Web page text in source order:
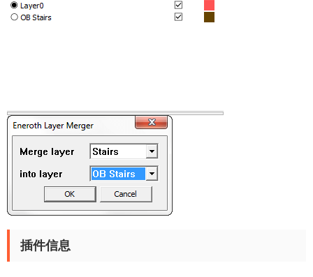
插件信息